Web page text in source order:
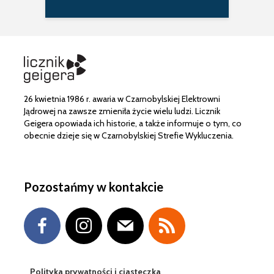
26 kwietnia 1986 r. awaria w Czarnobylskiej Elektrowni
Jądrowej na zawsze zmieniła życie wielu ludzi. Licznik
Geigera opowiada ich historie, a także informuje o tym, co
obecnie dzieje się w Czarnobylskiej Strefie Wykluczenia.
Pozostańmy w kontakcie
Polityka prywatności i ciasteczka